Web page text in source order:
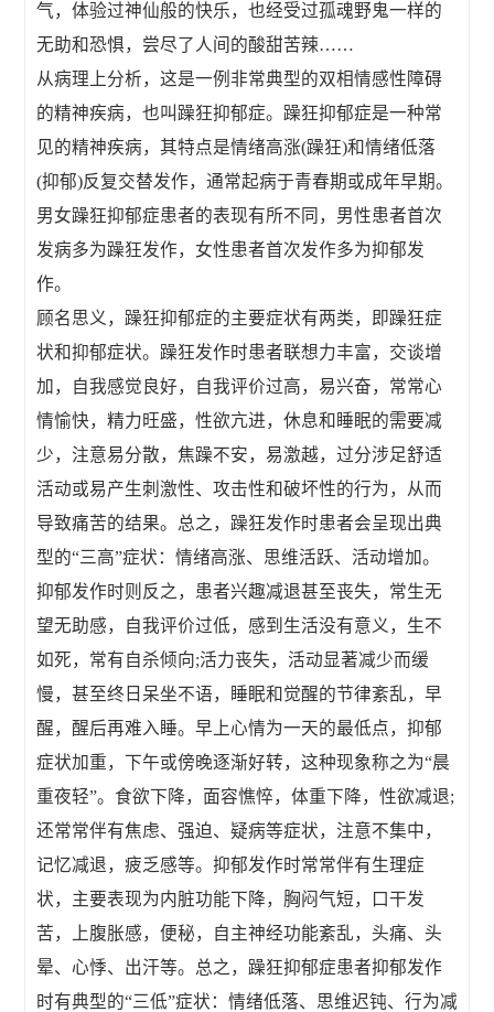
气，体验过神仙般的快乐，也经受过孤魂野鬼一样的
无助和恐惧，尝尽了人间的酸甜苦辣……
从病理上分析，这是一例非常典型的双相情感性障碍
的精神疾病，也叫躁狂抑郁症。躁狂抑郁症是一种常
见的精神疾病，其特点是情绪高涨(躁狂)和情绪低落
(抑郁)反复交替发作，通常起病于青春期或成年早期。
男女躁狂抑郁症患者的表现有所不同，男性患者首次
发病多为躁狂发作，女性患者首次发作多为抑郁发
作。
顾名思义，躁狂抑郁症的主要症状有两类，即躁狂症
状和抑郁症状。躁狂发作时患者联想力丰富，交谈增
加，自我感觉良好，自我评价过高，易兴奋，常常心
情愉快，精力旺盛，性欲亢进，休息和睡眠的需要减
少，注意易分散，焦躁不安，易激越，过分涉足舒适
活动或易产生刺激性、攻击性和破坏性的行为，从而
导致痛苦的结果。总之，躁狂发作时患者会呈现出典
型的“三高”症状：情绪高涨、思维活跃、活动增加。
抑郁发作时则反之，患者兴趣减退甚至丧失，常生无
望无助感，自我评价过低，感到生活没有意义，生不
如死，常有自杀倾向;活力丧失，活动显著减少而缓
慢，甚至终日呆坐不语，睡眠和觉醒的节律紊乱，早
醒，醒后再难入睡。早上心情为一天的最低点，抑郁
症状加重，下午或傍晚逐渐好转，这种现象称之为“晨
重夜轻”。食欲下降，面容憔悴，体重下降，性欲减退;
还常常伴有焦虑、强迫、疑病等症状，注意不集中，
记忆减退，疲乏感等。抑郁发作时常常伴有生理症
状，主要表现为内脏功能下降，胸闷气短，口干发
苦，上腹胀感，便秘，自主神经功能紊乱，头痛、头
晕、心悸、出汗等。总之，躁狂抑郁症患者抑郁发作
时有典型的“三低”症状：情绪低落、思维迟钝、行为减